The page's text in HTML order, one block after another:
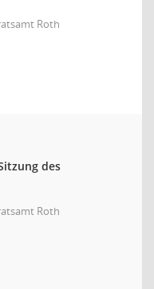
Roth
des
Roth